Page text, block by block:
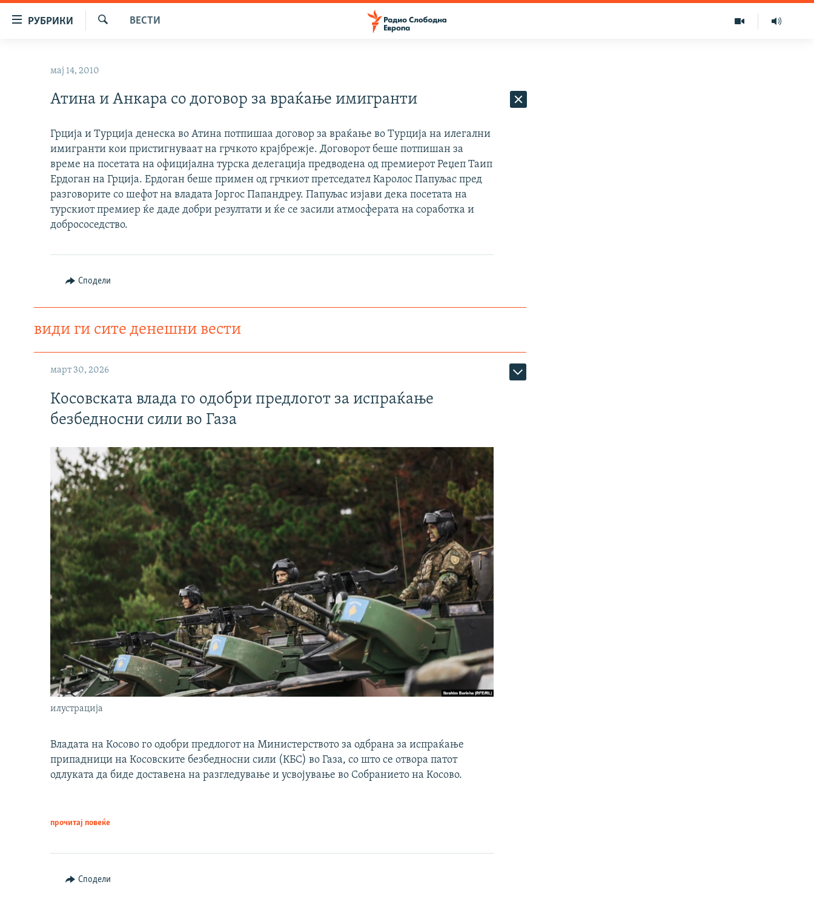
навигација
пребарување
РУБРИКИ
ВИЗУЕЛНО
ШТО ТРЕБА ДА ЗНАЕТЕ
ПРИЈАВИ СЕ ЗА ЊУЗЛЕТЕР
ПОДКАСТ ЗОШТО?
ВЕСТИ
мај 14, 2010
Атина и Анкара со договор за враќање имигранти
Грција и Турција денеска во Атина потпишаа договор за враќање во Турција на илегални
имигранти кои пристигнуваат на грчкото крајбрежје. Договорот беше потпишан за
време на посетата на официјална турска делегација предводена од премиерот Реџеп Таип
Ердоган на Грција. Ердоган беше примен од грчкиот претседател Каролос Папуљас пред
разговорите со шефот на владата Јоргос Папандреу. Папуљас изјави дека посетата на
турскиот премиер ќе даде добри резултати и ќе се засили атмосферата на соработка и
добрососедство.
Сподели
види ги сите денешни вести
март 30, 2026
Косовската влада го одобри предлогот за испраќање
безбедносни сили во Газа
илустрација
Владата на Косово го одобри предлогот на Министерството за одбрана за испраќање
припадници на Косовските безбедносни сили (КБС) во Газа, со што се отвора патот
одлуката да биде доставена на разгледување и усвојување во Собранието на Косово.
прочитај повеќе
Сподели